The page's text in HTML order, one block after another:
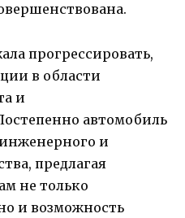
прогрессировать,
в области
и
автомобиль
и
предлагая
не только
и возможность